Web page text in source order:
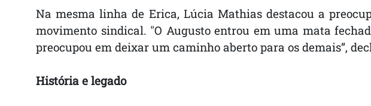
Na mesma linha de Erica, Lúcia Mathias destacou a
movimento sindical. "O Augusto entrou em uma mata
preocupou em deixar um caminho aberto para os demais”,
História e legado